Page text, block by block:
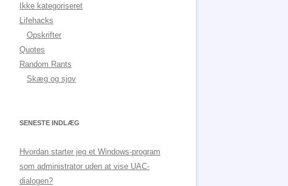
Ikke kategoriseret
Lifehacks
Opskrifter
Quotes
Random Rants
Skæg og sjov
SENESTE INDLÆG
Hvordan starter jeg et Windows-program
som administrator uden at vise UAC-
dialogen?